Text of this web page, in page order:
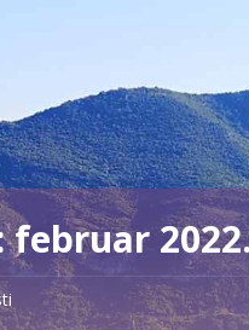
februar